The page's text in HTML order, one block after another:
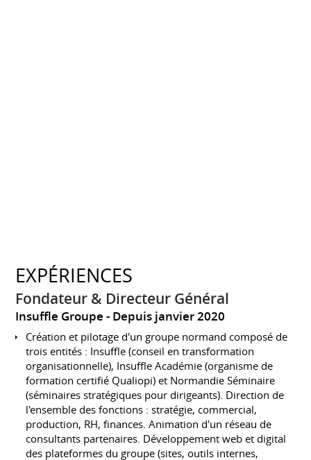
EXPÉRIENCES
Fondateur & Directeur Général
Insuffle Groupe Depuis janvier 2020
Création et pilotage d'un groupe normand composé de
trois entités : Insuffle (conseil en transformation
organisationnelle), Insuffle Académie (organisme de
formation certifié Qualiopi) et Normandie Séminaire
(séminaires stratégiques pour dirigeants). Direction de
l'ensemble des fonctions : stratégie, commercial,
production, RH, finances. Animation d'un réseau de
consultants partenaires. Développement web et digital
des plateformes du groupe (sites, outils internes,